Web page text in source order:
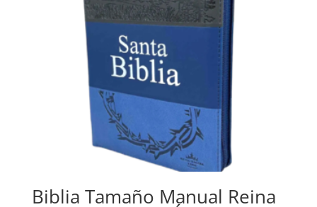
Biblia Tamaño Manual Reina